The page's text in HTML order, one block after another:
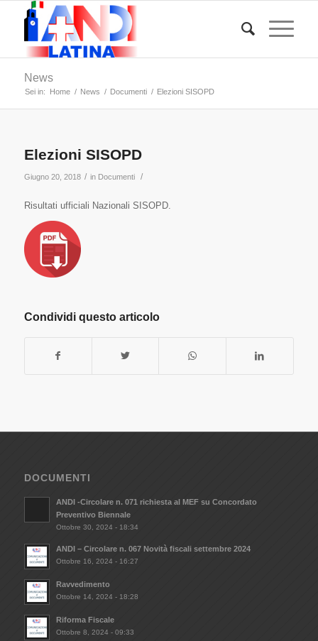
News
Sei in: Home / News / Documenti / Elezioni SISOPD
Elezioni SISOPD
Giugno 20, 2018 / in Documenti /
Risultati ufficiali Nazionali SISOPD.
Condividi questo articolo
DOCUMENTI
ANDI -Circolare n. 071 richiesta al MEF su Concordato
Preventivo Biennale
Ottobre 30, 2024 - 18:34
ANDI – Circolare n. 067 Novità fiscali settembre 2024
Ottobre 16, 2024 - 16:27
Ravvedimento
Ottobre 14, 2024 - 18:28
Riforma Fiscale
Ottobre 8, 2024 - 09:33